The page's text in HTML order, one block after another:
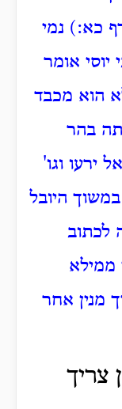
כא:) נמי
יוסי אומר
הוא מכבד
בהר
ירעו וגו'
היובל
לכתוב
ממילא
מנין אחר
צריך